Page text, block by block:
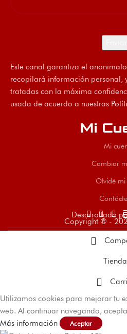
Este canal garantiza el
recopilará información personal,
tratadas con la máxima
usada de acuerdo a nuestras
Mi
Mi
Cambiar
Olvidé mi
Desarrollado
Copyright ® -
Tienda
Utilizamos cookies para mejorar tu
web. Al continuar navegando,
Más información
Aceptar